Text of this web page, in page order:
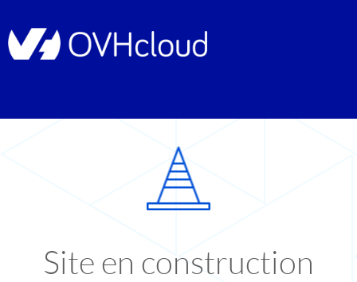
Site en construction